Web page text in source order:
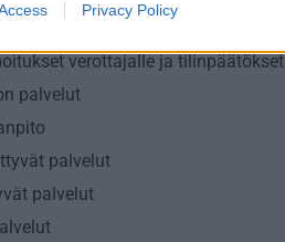
and other user protection.
Privacy Policy
verottajalle ja tilinpäätökset
palvelut
palvelut
palvelut